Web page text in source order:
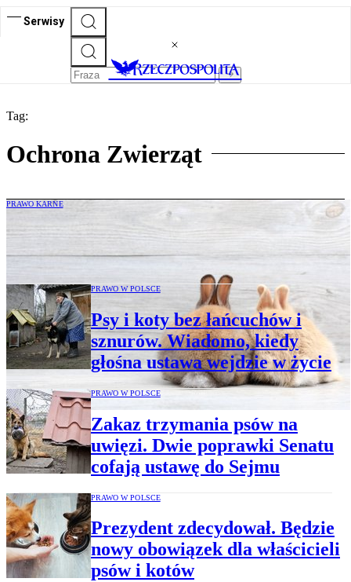
Serwisy
Tag:
Ochrona Zwierząt
PRAWO KARNE
Jest wyrok dla oprawcy królika Marcysia
PRAWO W POLSCE
Psy i koty bez łańcuchów i
sznurów. Wiadomo, kiedy
głośna ustawa wejdzie w życie
PRAWO W POLSCE
Zakaz trzymania psów na
uwięzi. Dwie poprawki Senatu
cofają ustawę do Sejmu
PRAWO W POLSCE
Prezydent zdecydował. Będzie
nowy obowiązek dla właścicieli
psów i kotów